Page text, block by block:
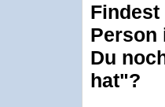
Findest
Person
Du
hat"?